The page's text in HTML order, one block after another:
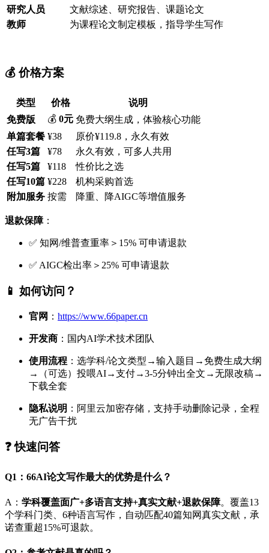
研究人员
文献综述、研究报告、课题论文
教师
为课程论文制定模板，指导学生写作
💰 价格方案
类型 价格
说明
免费版
💰 0元 免费大纲生成，体验核心功能
单篇套餐 ¥38
原价¥119.8，永久有效
任写3篇
¥78
永久有效，可多人共用
任写5篇
¥118
性价比之选
任写10篇 ¥228
机构采购首选
附加服务 按需 降重、降AIGC等增值服务
退款保障：
✅ 知网/维普查重率＞15% 可申请退款
✅ AIGC检出率＞25% 可申请退款
📱 如何访问？
官网 ： https://www.66paper.cn
开发商 ：国内AI学术技术团队
使用流程 ：选学科/论文类型→输入题目→免费生成大纲
→（可选）投喂AI→支付→3-5分钟出全文→无限改稿→
下载全套
隐私说明 ：阿里云加密存储，支持手动删除记录，全程
无广告干扰
❓ 快速问答
Q1：66AI论文写作最大的优势是什么？
A： 学科覆盖面广+多语言支持+真实文献+退款保障。覆盖13
个学科门类、6种语言写作，自动匹配40篇知网真实文献，承
诺查重超15%可退款。